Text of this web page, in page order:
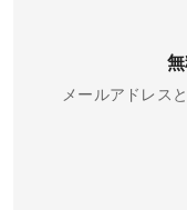
メールアドレス